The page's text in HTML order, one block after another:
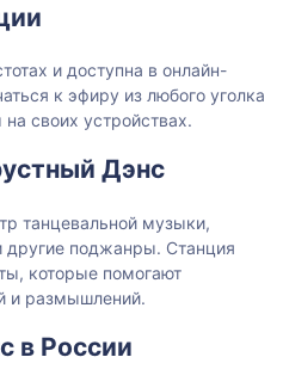
и доступна в онлайн-
к эфиру из любого уголка
своих устройствах.
Дэнс
танцевальной музыки,
другие поджанры. Станция
которые помогают
и размышлений.
в России